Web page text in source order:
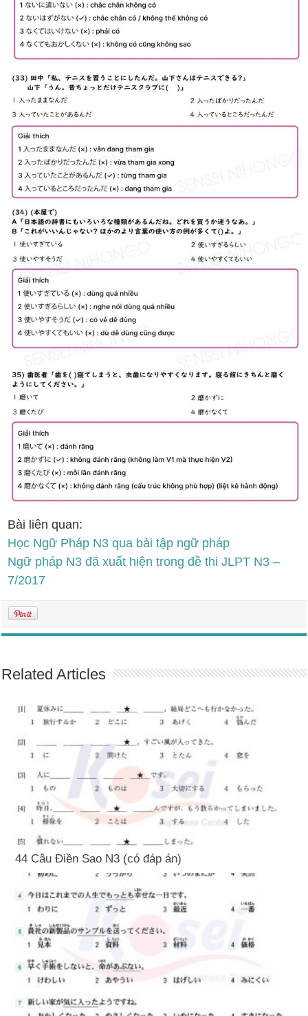
Bài liên quan:
Học Ngữ Pháp N3 qua bài tập ngữ pháp
Ngữ pháp N3 đã xuất hiện trong đề thi JLPT N3 –
7/2017
Related Articles
44 Câu Điền Sao N3 (có đáp án)